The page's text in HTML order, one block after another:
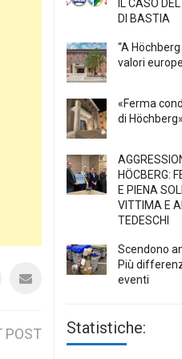
POST
IL CASO
DI BASTIA
“A
valori
«Ferma
di Höchberg»
HÖCBERG:
E PIENA
VITTIMA E
TEDESCHI
Scendono
Più
eventi
Statistiche: